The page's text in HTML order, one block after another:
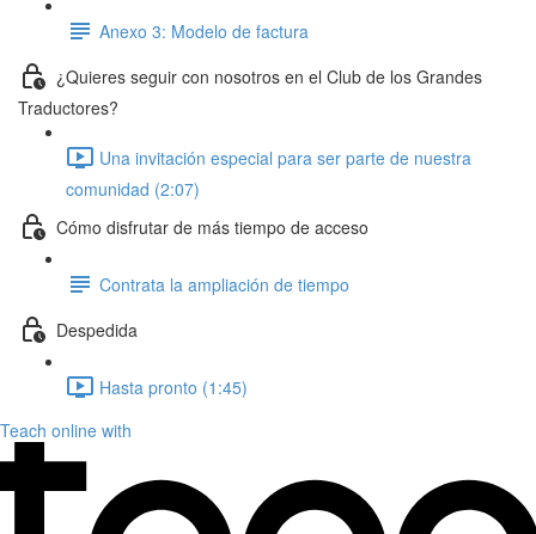
Anexo 3: Modelo de factura
¿Quieres seguir con nosotros en el Club de los Grandes
Traductores?
Una invitación especial para ser parte de nuestra
comunidad (2:07)
Cómo disfrutar de más tiempo de acceso
Contrata la ampliación de tiempo
Despedida
Hasta pronto (1:45)
Teach online with